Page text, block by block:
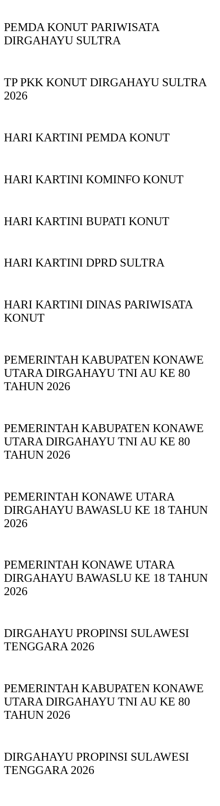
PEMDA KONUT PARIWISATA
DIRGAHAYU SULTRA
TP PKK KONUT DIRGAHAYU SULTRA
2026
HARI KARTINI PEMDA KONUT
HARI KARTINI KOMINFO KONUT
HARI KARTINI BUPATI KONUT
HARI KARTINI DPRD SULTRA
HARI KARTINI DINAS PARIWISATA
KONUT
PEMERINTAH KABUPATEN KONAWE
UTARA DIRGAHAYU TNI AU KE 80
TAHUN 2026
PEMERINTAH KABUPATEN KONAWE
UTARA DIRGAHAYU TNI AU KE 80
TAHUN 2026
PEMERINTAH KONAWE UTARA
DIRGAHAYU BAWASLU KE 18 TAHUN
2026
PEMERINTAH KONAWE UTARA
DIRGAHAYU BAWASLU KE 18 TAHUN
2026
DIRGAHAYU PROPINSI SULAWESI
TENGGARA 2026
PEMERINTAH KABUPATEN KONAWE
UTARA DIRGAHAYU TNI AU KE 80
TAHUN 2026
DIRGAHAYU PROPINSI SULAWESI
TENGGARA 2026